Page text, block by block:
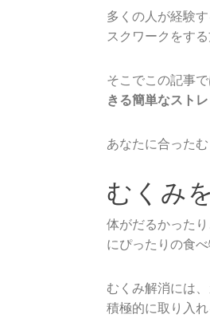
多くの人が経験
スクワークをす
そこでこの記事で
きる簡単なスト
あなたに合った
むくみ
体がだるかった
にぴったりの食
むくみ解消には
積極的に取り入